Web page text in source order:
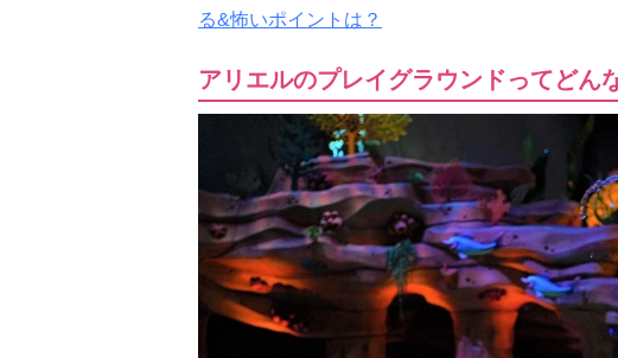
る&怖いポイントは？
アリエルのプレイグラウンドってどん